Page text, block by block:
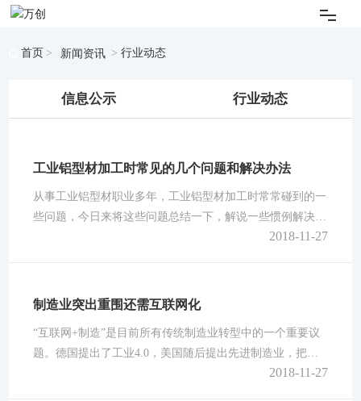
应用项目
English
首页 新闻资讯 行业动态
信息公示 行业动态
工业铝型材加工时常见的几个问题和解决办法
从事工业铝型材职业多年，工业铝型材加工时常常碰到的一
些问题，今日来将这些问题总结一下，解说一些惯例解决办
法，仅供参考。1.工业铝型材揉捏时温度过低，揉捏速度太
材在揉捏机的出口温度保持在低固溶温度以上； 2.工业铝
使工业铝合金型材在短的时间内降
2018-11-27
制造业突出重围还需互联网化
“互联网+制造”是目前所有传统制造业转型中的一个重要议
题。德国提出了工业4.0，美国随后提出先进制造业，把先
进制造业作为国家战略，中国提出“中国制造2025”，所有这
2018-11-27